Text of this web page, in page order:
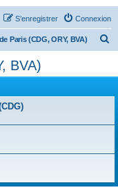
Connexion
S’enregistrer
Paris (CDG, ORY, BVA)
h
r
BVA)